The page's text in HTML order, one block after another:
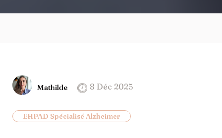
Mathilde 8 Déc 2025
EHPAD Spécialisé Alzheimer